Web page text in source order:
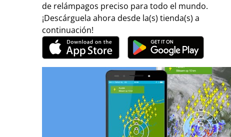
de relámpagos preciso para todo el mundo.
¡Descárguela ahora desde la(s) tienda(s) a
continuación!